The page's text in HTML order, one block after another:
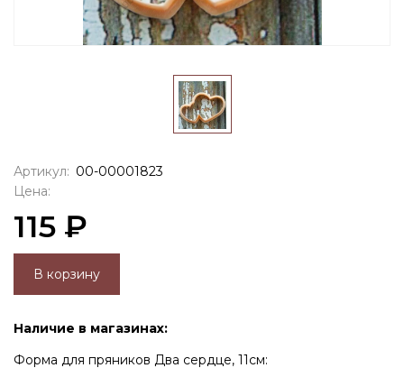
Артикул: 00-00001823
Цена:
115 ₽
В корзину
Наличие в магазинах:
Форма для пряников Два сердце, 11см: